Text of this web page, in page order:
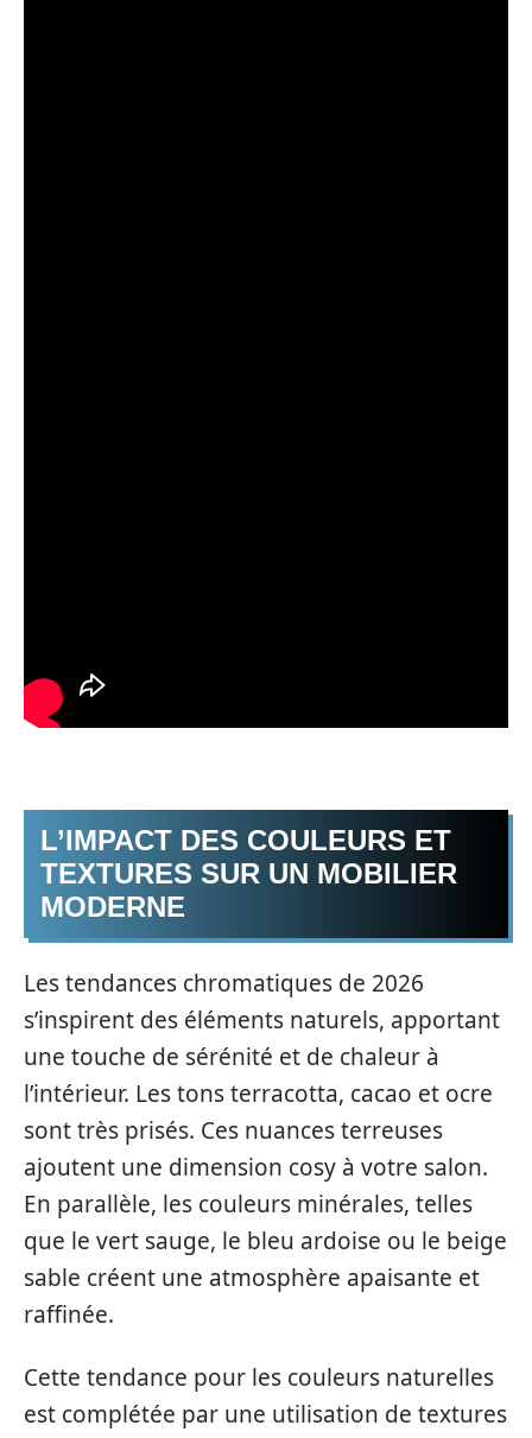
L’IMPACT DES COULEURS ET
TEXTURES SUR UN MOBILIER
MODERNE
Les tendances chromatiques de 2026
s’inspirent des éléments naturels, apportant
une touche de sérénité et de chaleur à
l’intérieur. Les tons terracotta, cacao et ocre
sont très prisés. Ces nuances terreuses
ajoutent une dimension cosy à votre salon.
En parallèle, les couleurs minérales, telles
que le vert sauge, le bleu ardoise ou le beige
sable créent une atmosphère apaisante et
raffinée.
Cette tendance pour les couleurs naturelles
est complétée par une utilisation de textures